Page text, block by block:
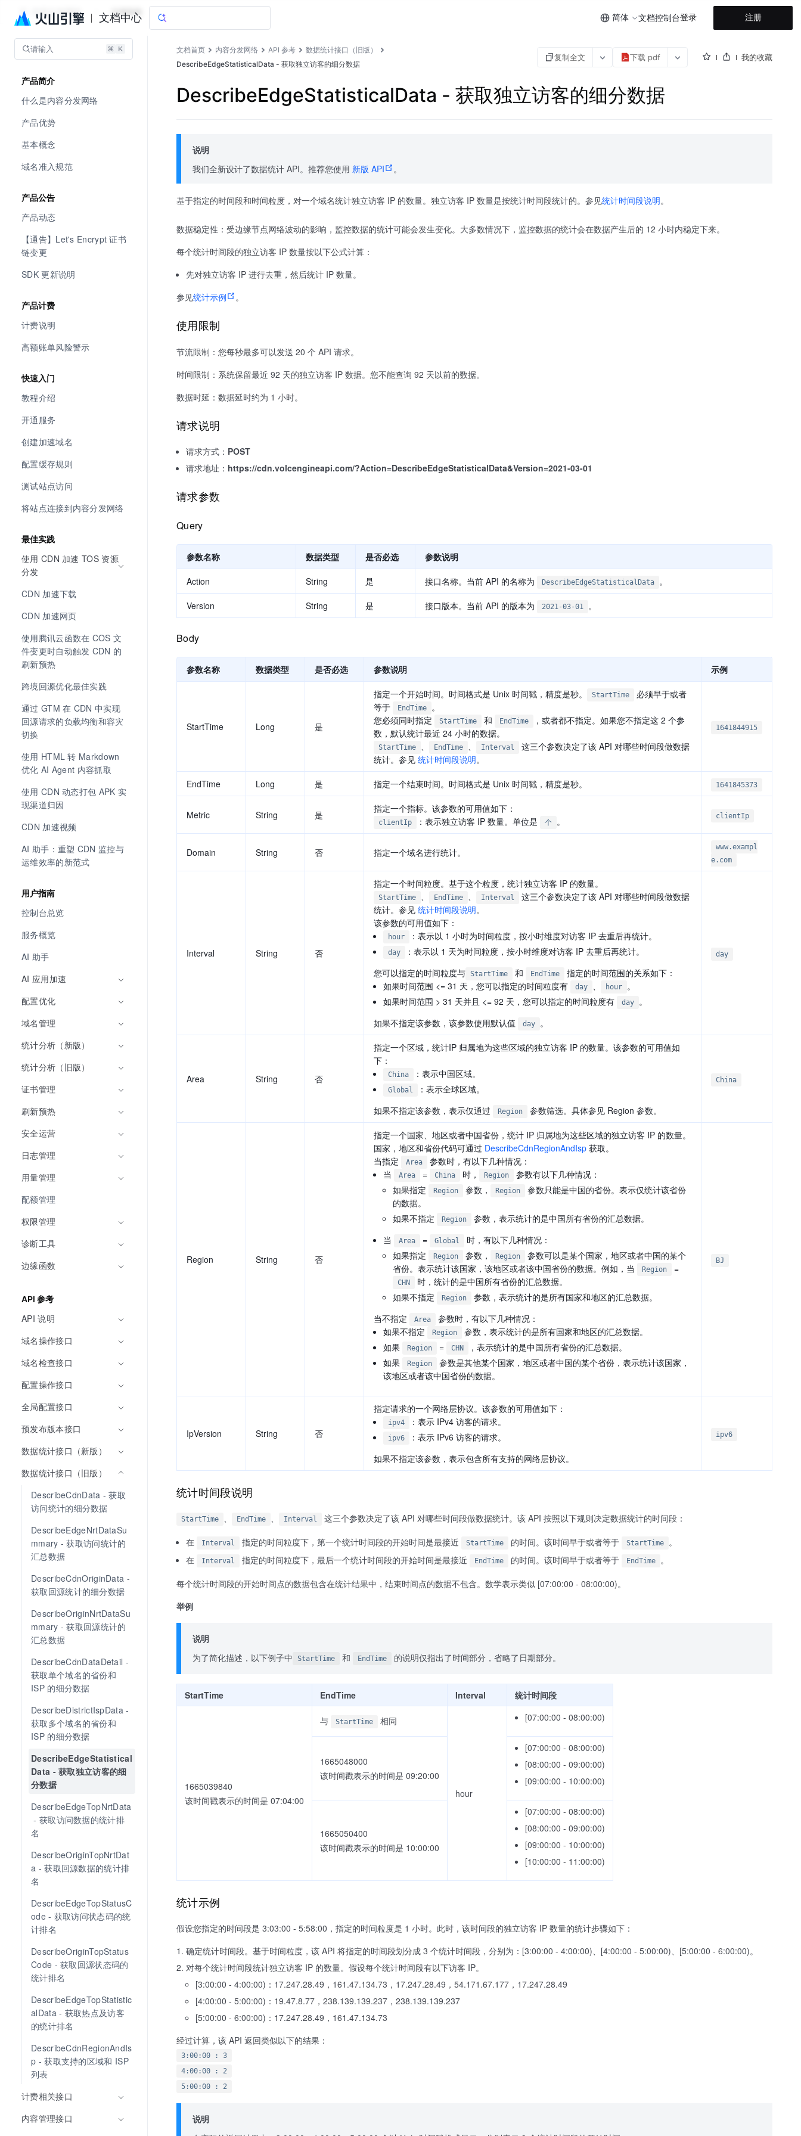
文档中心 简体 文档控制台登录 注册
内容分发网络 文档指南
请输入
产品简介
什么是内容分发网络
产品优势
基本概念
域名准入规范
产品公告
产品动态
【通告】Let's Encrypt 证书
链变更
SDK 更新说明
产品计费
计费说明
高额账单风险警示
快速入门
教程介绍
开通服务
创建加速域名
配置缓存规则
测试站点访问
将站点连接到内容分发网络
最佳实践
使用 CDN 加速 TOS 资源
分发
CDN 加速下载
CDN 加速网页
使用腾讯云函数在 COS 文
件变更时自动触发 CDN 的
刷新预热
跨境回源优化最佳实践
通过 GTM 在 CDN 中实现
回源请求的负载均衡和容灾
切换
使用 HTML 转 Markdown
优化 AI Agent 内容抓取
使用 CDN 动态打包 APK 实
现渠道归因
CDN 加速视频
AI 助手：重塑 CDN 监控与
运维效率的新范式
用户指南
控制台总览
服务概览
AI 助手
AI 应用加速
配置优化
域名管理
统计分析（新版）
统计分析（旧版）
证书管理
刷新预热
安全运营
日志管理
用量管理
配额管理
权限管理
诊断工具
边缘函数
API 参考
API 说明
域名操作接口
域名检查接口
配置操作接口
全局配置接口
预发布版本接口
数据统计接口（新版）
数据统计接口（旧版）
DescribeCdnData - 获取
访问统计的细分数据
DescribeEdgeNrtDataSu
mmary - 获取访问统计的
汇总数据
DescribeCdnOriginData -
获取回源统计的细分数据
DescribeOriginNrtDataSu
mmary - 获取回源统计的
汇总数据
DescribeCdnDataDetail -
获取单个域名的省份和
ISP 的细分数据
DescribeDistrictIspData -
获取多个域名的省份和
ISP 的细分数据
DescribeEdgeStatistical
Data - 获取独立访客的细
分数据
DescribeEdgeTopNrtData
- 获取访问数据的统计排
名
DescribeOriginTopNrtDat
a - 获取回源数据的统计排
名
DescribeEdgeTopStatusC
ode - 获取访问状态码的统
计排名
DescribeOriginTopStatus
Code - 获取回源状态码的
统计排名
DescribeEdgeTopStatistic
alData - 获取热点及访客
的统计排名
DescribeCdnRegionAndIs
p - 获取支持的区域和 ISP
列表
计费相关接口
内容管理接口
文档首页 内容分发网络 API 参考
数据统计接口（旧版）
DescribeEdgeStatisticalData - 获取独立访客的细分数据
复制全文 下载 pdf 我的收藏
DescribeEdgeStatisticalData - 获取独立访客的细分数据
说明
我们全新设计了数据统计 API。推荐您使用 新版 API 。
基于指定的时间段和时间粒度，对一个域名统计独立访客 IP 的数量。独立访客 IP 数量是按统计时间段统计的。参见统计时间段说明。
数据稳定性：受边缘节点网络波动的影响，监控数据的统计可能会发生变化。大多数情况下，监控数据的统计会在数据产生后的 12 小时内稳定下来。
每个统计时间段的独立访客 IP 数量按以下公式计算：
先对独立访客 IP 进行去重，然后统计 IP 数量。
参见统计示例 。
使用限制
节流限制：您每秒最多可以发送 20 个 API 请求。
时间限制：系统保留最近 92 天的独立访客 IP 数据。您不能查询 92 天以前的数据。
数据时延：数据延时约为 1 小时。
请求说明
请求方式： POST
请求地址： https://cdn.volcengineapi.com/?Action=DescribeEdgeStatisticalData&Version=2021-03-01
请求参数
Query
参数名称 数据类型 是否必选 参数说明
Action String 是 接口名称。当前 API 的名称为 DescribeEdgeStatisticalData 。
Version String 是 接口版本。当前 API 的版本为 2021-03-01 。
Body
参数名称 数据类型 是否必选 参数说明 示例
StartTime Long 是
指定一个开始时间。时间格式是 Unix 时间戳，精度是秒。 StartTime
必须早于或者
等于
EndTime
。
您必须同时指定
StartTime 和 EndTime
，或者都不指定。如果您不指定这 2 个参
数，默认统计最近 24 小时的数据。
StartTime EndTime Interval
这三个参数决定了该 API 对哪些时间段做数据
统计。参见 统计时间段说明。
1641844915
EndTime Long 是 指定一个结束时间。时间格式是 Unix 时间戳，精度是秒。 1641845373
Metric String 是
指定一个指标。该参数的可用值如下：
clientIp ：表示独立访客 IP 数量。单位是 个 。 clientIp
Domain String 否 指定一个域名进行统计。
www.exampl
e.com
Interval String 否
指定一个时间粒度。基于这个粒度，统计独立访客 IP 的数量。
StartTime EndTime Interval
这三个参数决定了该 API 对哪些时间段做数据
统计。参见 统计时间段说明。
该参数的可用值如下：
hour ：表示以 1 小时为时间粒度，按小时维度对访客 IP 去重后再统计。
day
：表示以 1 天为时间粒度，按小时维度对访客 IP 去重后再统计。
您可以指定的时间粒度与 StartTime 和 EndTime
指定的时间范围的关系如下：
如果时间范围 <= 31 天，您可以指定的时间粒度有
day hour
。
如果时间范围 > 31 天并且 <= 92 天，您可以指定的时间粒度有
day
。
如果不指定该参数，该参数使用默认值
day 。
day
Area String 否
指定一个区域，统计IP 归属地为这些区域的独立访客 IP 的数量。该参数的可用值如
下：
China ：表示中国区域。
Global
：表示全球区域。
如果不指定该参数，表示仅通过
Region 参数筛选。具体参见 Region 参数。
China
Region String 否
指定一个国家、地区或者中国省份，统计 IP 归属地为这些区域的独立访客 IP 的数量。
国家，地区和省份代码可通过 DescribeCdnRegionAndIsp 获取。
当指定
Area
参数时，有以下几种情况：
当
Area = China 时， Region
参数有以下几种情况：
如果指定
Region 参数， Region
参数只能是中国的省份。表示仅统计该省份
的数据。
如果不指定
Region
参数，表示统计的是中国所有省份的汇总数据。
当
Area = Global
时，有以下几种情况：
如果指定
Region 参数， Region
参数可以是某个国家，地区或者中国的某个
省份。表示统计该国家，该地区或者该中国省份的数据。例如，当
Region =
CHN
时，统计的是中国所有省份的汇总数据。
如果不指定
Region
参数，表示统计的是所有国家和地区的汇总数据。
当不指定
Area
参数时，有以下几种情况：
如果不指定
Region
参数，表示统计的是所有国家和地区的汇总数据。
如果
Region = CHN
，表示统计的是中国所有省份的汇总数据。
如果
Region
参数是其他某个国家，地区或者中国的某个省份，表示统计该国家，
该地区或者该中国省份的数据。
BJ
IpVersion String 否
指定请求的一个网络层协议。该参数的可用值如下：
ipv4 ：表示 IPv4 访客的请求。
ipv6
：表示 IPv6 访客的请求。
如果不指定该参数，表示包含所有支持的网络层协议。
ipv6
统计时间段说明
StartTime 、 EndTime 、 Interval
这三个参数决定了该 API 对哪些时间段做数据统计。该 API 按照以下规则决定数据统计的时间段：
在
Interval 指定的时间粒度下，第一个统计时间段的开始时间是最接近 StartTime 的时间。该时间早于或者等于 StartTime
。
在
Interval 指定的时间粒度下，最后一个统计时间段的开始时间是最接近 EndTime 的时间。该时间早于或者等于 EndTime
。
每个统计时间段的开始时间点的数据包含在统计结果中，结束时间点的数据不包含。数学表示类似 [07:00:00 - 08:00:00)。
举例
说明
为了简化描述，以下例子中
StartTime 和 EndTime 的说明仅指出了时间部分，省略了日期部分。
StartTime EndTime Interval 统计时间段
1665039840
该时间戳表示的时间是 07:04:00
与 StartTime 相同
hour
[07:00:00 - 08:00:00)
1665048000
该时间戳表示的时间是 09:20:00
[07:00:00 - 08:00:00)
[08:00:00 - 09:00:00)
[09:00:00 - 10:00:00)
1665050400
该时间戳表示的时间是 10:00:00
[07:00:00 - 08:00:00)
[08:00:00 - 09:00:00)
[09:00:00 - 10:00:00)
[10:00:00 - 11:00:00)
统计示例
假设您指定的时间段是 3:03:00 - 5:58:00，指定的时间粒度是 1 小时。此时，该时间段的独立访客 IP 数量的统计步骤如下：
确定统计时间段。基于时间粒度，该 API 将指定的时间段划分成 3 个统计时间段，分别为：[3:00:00 - 4:00:00)、[4:00:00 - 5:00:00)、[5:00:00 - 6:00:00)。
对每个统计时间段统计独立访客 IP 的数量。假设每个统计时间段有以下访客 IP。
[3:00:00 - 4:00:00)：17.247.28.49，161.47.134.73，17.247.28.49，54.171.67.177，17.247.28.49
[4:00:00 - 5:00:00)：19.47.8.77，238.139.139.237，238.139.139.237
[5:00:00 - 6:00:00)：17.247.28.49，161.47.134.73
经过计算，该 API 返回类似以下的结果：
3:00:00 : 3
4:00:00 : 2
5:00:00 : 2
说明